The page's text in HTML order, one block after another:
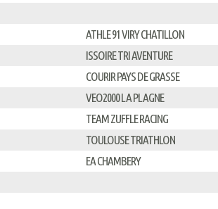
ATHLE 91 VIRY CHATILLON
ISSOIRE TRI AVENTURE
COURIR PAYS DE GRASSE
VEO2000 LA PLAGNE
TEAM ZUFFLE RACING
TOULOUSE TRIATHLON
EA CHAMBERY